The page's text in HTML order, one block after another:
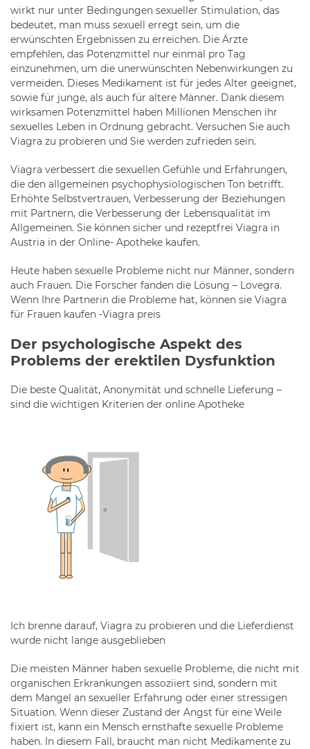
wirkt nur unter Bedingungen sexueller Stimulation, das
bedeutet, man muss sexuell erregt sein, um die
erwünschten Ergebnissen zu erreichen. Die Ärzte
empfehlen, das Potenzmittel nur einmal pro Tag
einzunehmen, um die unerwünschten Nebenwirkungen zu
vermeiden. Dieses Medikament ist für jedes Alter geeignet,
sowie für junge, als auch für altere Männer. Dank diesem
wirksamen Potenzmittel haben Millionen Menschen ihr
sexuelles Leben in Ordnung gebracht. Versuchen Sie auch
Viagra zu probieren und Sie werden zufrieden sein.
Viagra verbessert die sexuellen Gefühle und Erfahrungen,
die den allgemeinen psychophysiologischen Ton betrifft.
Erhöhte Selbstvertrauen, Verbesserung der Beziehungen
mit Partnern, die Verbesserung der Lebensqualität im
Allgemeinen. Sie können sicher und rezeptfrei Viagra in
Austria in der Online- Apotheke kaufen.
Heute haben sexuelle Probleme nicht nur Männer, sondern
auch Frauen. Die Forscher fanden die Lösung – Lovegra.
Wenn Ihre Partnerin die Probleme hat, können sie Viagra
für Frauen kaufen -Viagra preis
Der psychologische Aspekt des
Problems der erektilen Dysfunktion
Die beste Qualität, Anonymität und schnelle Lieferung –
sind die wichtigen Kriterien der online Apotheke
Ich brenne darauf, Viagra zu probieren und die Lieferdienst
wurde nicht lange ausgeblieben
Die meisten Männer haben sexuelle Probleme, die nicht mit
organischen Erkrankungen assoziiert sind, sondern mit
dem Mangel an sexueller Erfahrung oder einer stressigen
Situation. Wenn dieser Zustand der Angst für eine Weile
fixiert ist, kann ein Mensch ernsthafte sexuelle Probleme
haben. In diesem Fall, braucht man nicht Medikamente zu